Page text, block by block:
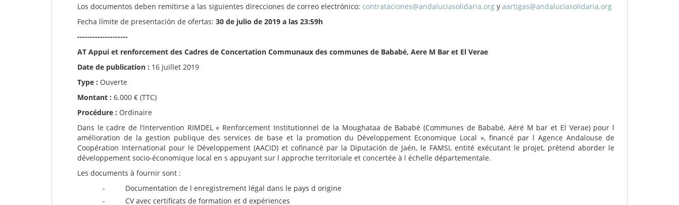
Los documentos deben remitirse a las siguientes direcciones de correo electrónico: contrataciones@andaluciasolidaria.org y aartigas@andaluciasolidaria.org
Fecha límite de presentación de ofertas: 30 de julio de 2019 a las 23:59h
--------------------
AT Appui et renforcement des Cadres de Concertation Communaux des communes de Bababé, Aere M Bar et El Verae
Date de publication : 16 juillet 2019
Type : Ouverte
Montant : 6.000 € (TTC)
Procédure : Ordinaire
Dans le cadre de l’intervention RIMDEL « Renforcement Institutionnel de la Moughataa de Bababé (Communes de Bababé, Aéré M bar et El Verae) pour l
amélioration de la gestion publique des services de base et la promotion du Développement Economique Local », financé par l Agence Andalouse de
Coopération International pour le Développement (AACID) et cofinancé par la Diputación de Jaén, le FAMSI, entité exécutant le projet, prétend aborder le
développement socio-économique local en s appuyant sur l approche territoriale et concertée à l échelle départementale.
Les documents à fournir sont :
- Documentation de l enregistrement légal dans le pays d origine
- CV avec certificats de formation et d expériences